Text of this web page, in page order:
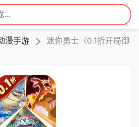
漫手游
迷你勇士（0.1折开局御